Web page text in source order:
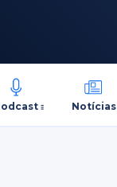
Notícias